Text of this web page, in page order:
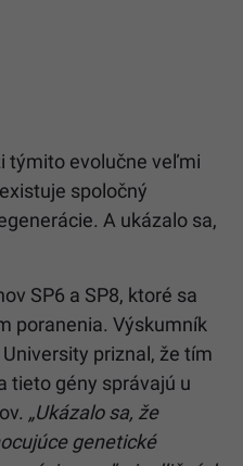
týmito evolučne veľmi
spoločný
A ukázalo sa,
SP6 a SP8, ktoré sa
poranenia. Výskumník
priznal, že tím
tieto gény správajú u
„Ukázalo sa, že
genetické